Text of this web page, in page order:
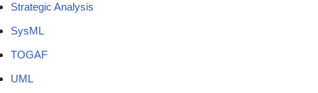
Strategic Analysis
SysML
TOGAF
UML